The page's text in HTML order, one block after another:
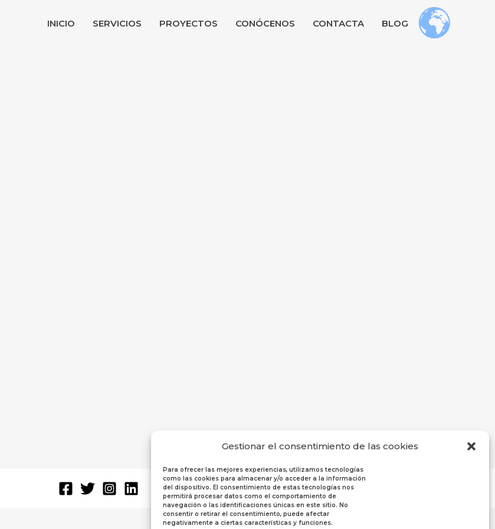
Gestionar el consentimiento de las cookies
Para ofrecer las mejores experiencias, utilizamos tecnologías
como las cookies para almacenar y/o acceder a la información
del dispositivo. El consentimiento de estas tecnologías nos
permitirá procesar datos como el comportamiento de
navegación o las identificaciones únicas en este sitio. No
consentir o retirar el consentimiento, puede afectar
negativamente a ciertas características y funciones.
INICIO SERVICIOS PROYECTOS CONÓCENOS CONTACTA BLOG